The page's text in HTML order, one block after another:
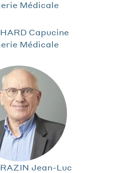
Médicale
Capucine
Médicale
Jean-Luc